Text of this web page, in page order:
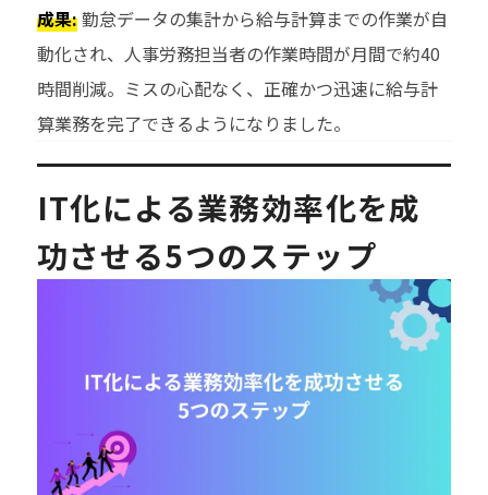
成果:勤怠データの集計から給与計算までの作業が自
動化され、人事労務担当者の作業時間が月間で約40
時間削減。ミスの心配なく、正確かつ迅速に給与計
算業務を完了できるようになりました。
IT化による業務効率化を成
功させる5つのステップ